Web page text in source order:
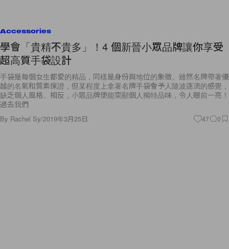
Accessories
學會「貴精不貴多」！4 個新晉小眾品牌讓你享受
超高質手袋設計
手袋是每個女生都愛的精品，同樣是身份與地位的象徵。雖然名牌帶著優
越的名氣和質素保證，但某程度上拿著名牌手袋會予人隨波逐流的感覺，
缺乏個人風格。相反，小眾品牌便能突顯個人獨特品味，令人眼前一亮！
過去我們
By Rachel Sy/2019年3月25日 47 0